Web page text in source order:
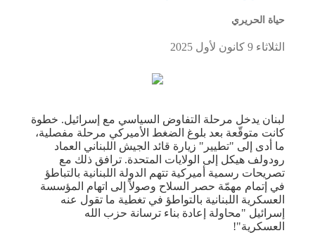
حياة الحريري
الثلاثاء 9 كانون لأول 2025
لبنان يدخل مرحلة التفاوض السياسي مع إسرائيل. خطوة
كانت متوقّعة بعد بلوغ الضغط الأميركي مرحلة مفصلية،
ما أدى إلى "تطيير" زيارة قائد الجيش اللبناني العماد
رودولف هيكل إلى الولايات المتحدة. ترافق ذلك مع
تصريحات رسمية أميركية تتهم الدولة اللبنانية بالتباطؤ
في إتمام مهمّة حصر السلاح وصولاً إلى اتهام المؤسسة
العسكرية اللبنانية بالتواطؤ في تغطية ما تقول عنه
إسرائيل "محاولة إعادة بناء ترسانة حزب الله
العسكرية"!